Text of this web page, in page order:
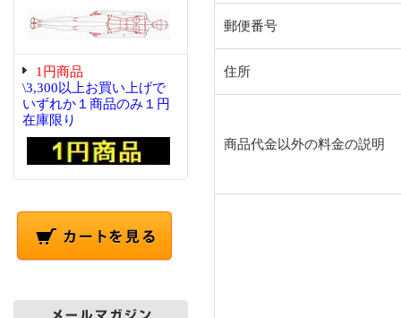
1円商品
\3,300以上お買い上げで
いずれか１商品のみ１円
在庫限り
郵便番号
住所
商品代金以外の料金の説明